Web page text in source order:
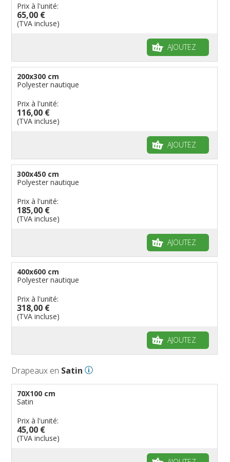
Prix à l'unité:
65,00 €
(TVA incluse)
AJOUTEZ
200x300 cm
Polyester nautique
Prix à l'unité:
116,00 €
(TVA incluse)
AJOUTEZ
300x450 cm
Polyester nautique
Prix à l'unité:
185,00 €
(TVA incluse)
AJOUTEZ
400x600 cm
Polyester nautique
Prix à l'unité:
318,00 €
(TVA incluse)
AJOUTEZ
Drapeaux en Satin
70X100 cm
Satin
Prix à l'unité:
45,00 €
(TVA incluse)